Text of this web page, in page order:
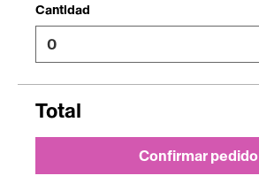
Cantidad
Total
Confirmar pedido